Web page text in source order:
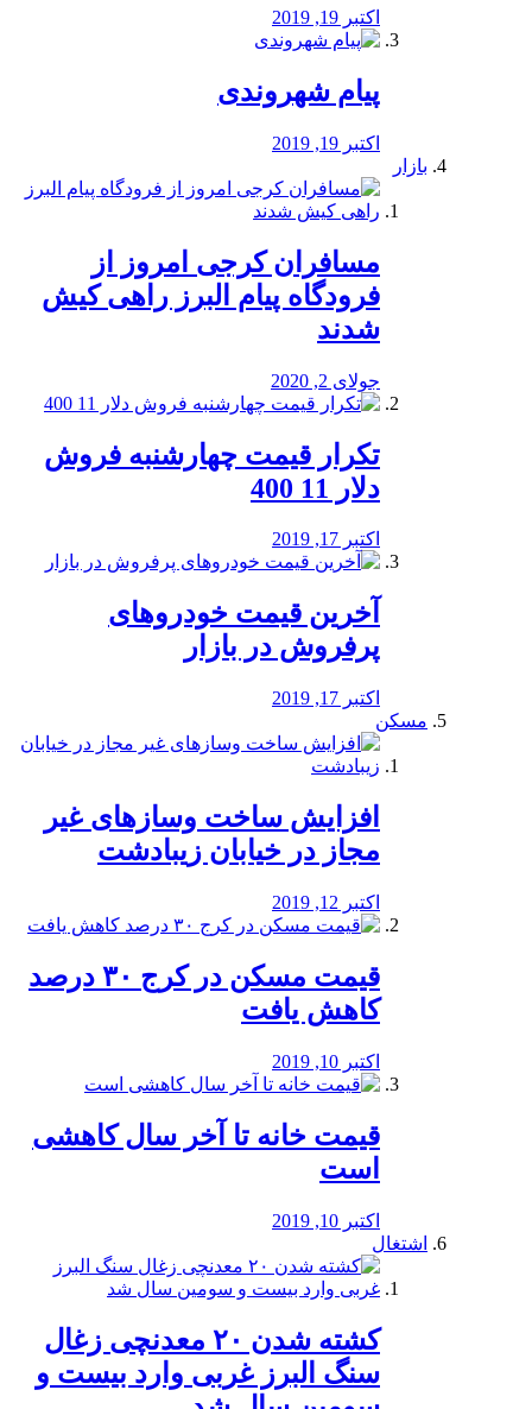
اکتبر 19, 2019
پیام شهروندی
اکتبر 19, 2019
بازار
مسافران کرجی امروز از
فرودگاه پیام البرز راهی کیش
شدند
جولای 2, 2020
تکرار قیمت چهارشنبه فروش
دلار 11 400
اکتبر 17, 2019
آخرین قیمت خودرو‌های
پرفروش در بازار
اکتبر 17, 2019
مسکن
افزایش ساخت وسازهای غیر
مجاز در خیابان زیبادشت
اکتبر 12, 2019
️قیمت مسکن در کرج ۳۰ درصد
کاهش یافت
اکتبر 10, 2019
قیمت خانه تا آخر سال کاهشی
است
اکتبر 10, 2019
اشتغال
کشته شدن ۲۰ معدنچی زغال
سنگ البرز غربی وارد بیست و